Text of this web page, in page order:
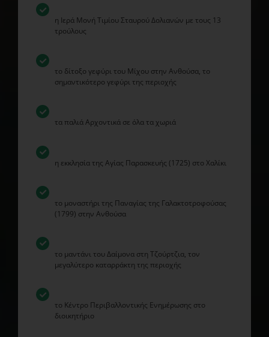
η Ιερά Μονή Τιμίου Σταυρού Δολιανών με τους 13
τρούλους
το δίτοξο γεφύρι του Μίχου στην Ανθούσα, το
σημαντικότερο γεφύρι της περιοχής
τα παλιά Αρχοντικά σε όλα τα χωριά
η εκκλησία της Αγίας Παρασκευής (1725) στο Χαλίκι
το μοναστήρι της Παναγίας της Γαλακτοτροφούσας
(1799) στην Ανθούσα
το μαντάνι του Δαίμονα στη Τζούρτζια, τον
μεγαλύτερο καταρράκτη της περιοχής
το Κέντρο Περιβαλλοντικής Ενημέρωσης στο
διοικητήριο